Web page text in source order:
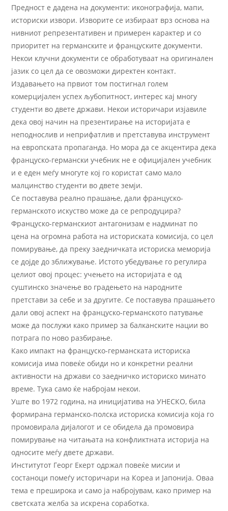
Предност е дадена на документи: иконографија, мапи,
историски извори. Изворите се избираат врз основа на
нивниот репрезентативен и примерен карактер и со
приоритет на германските и француските документи.
Некои клучни документи се обработуваат на оригинален
јазик со цел да се овозможи директен контакт.
Издавањето на првиот том постигнал голем
комерцијален успех љубопитност, интерес кај многу
студенти во двете држави. Некои историчари изјавиле
дека овој начин на презентирање на историјата е
неподнослив и неприфатлив и претставува инструмент
на европската пропаганда. Но мора да се акцентира дека
француско-германски учебник не е официјален учебник
и е еден меѓу многуте кој го користат само мало
малцинство студенти во двете земји.
Се поставува реално прашање, дали француско-
германското искуство може да се репродуцира?
Француско-германскиот антагонизам е надминат по
цена на огромна работа на историската комисија, со цел
помирување, да преку заедничката историска меморија
се дојде до зближување. Истото убедување го регулира
целиот овој процес: учењето на историјата е од
суштинско значење во градењето на народните
претстави за себе и за другите. Се поставува прашањето
дали овој аспект на француско-германското патување
може да послужи како пример за балканските нации во
потрага по ново разбирање.
Како импакт на француско-германската историска
комисија има повеќе обиди но и конкретни реални
активности на држави со заедничко историско минато
време. Тука само ќе набројам некои.
Уште во 1972 година, на иницијатива на УНЕСКО, била
формирана германско-полска историска комисија која го
промовирала дијалогот и се обидела да промовира
помирување на читањата на конфликтната историја на
односите меѓу двете држави.
Институтот Георг Екерт одржал повеќе мисии и
состаноци помеѓу историчари на Кореа и Јапонија. Оваа
тема е преширока и само ја набројувам, како пример на
светската желба за искрена соработка.